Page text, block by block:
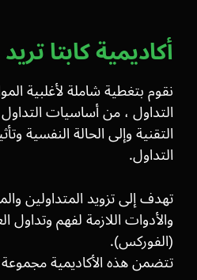
أكاديمية كابتا
نقوم بتغطية شاملة لأغلبية
التداول ، من أساسيات
التقنية وإلى الحالة النفسية
التداول.
تهدف إلى تزويد المتداولين
والأدوات اللازمة لفهم وتداول
(الفوركس).
تتضمن هذه الأكاديمية